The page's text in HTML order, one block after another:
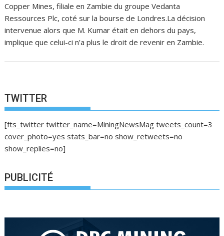
Copper Mines, filiale en Zambie du groupe Vedanta
Ressources Plc, coté sur la bourse de Londres.La décision
intervenue alors que M. Kumar était en dehors du pays,
implique que celui-ci n’a plus le droit de revenir en Zambie.
TWITTER
[fts_twitter twitter_name=MiningNewsMag tweets_count=3
cover_photo=yes stats_bar=no show_retweets=no
show_replies=no]
PUBLICITÉ